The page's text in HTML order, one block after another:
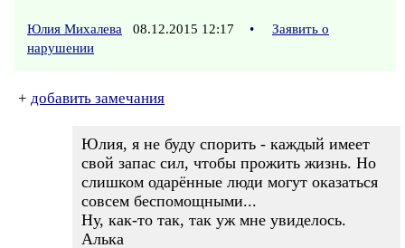
Юлия Михалева 08.12.2015 12:17 •
Заявить о
нарушении
+ добавить замечания
Юлия, я не буду спорить - каждый имеет
свой запас сил, чтобы прожить жизнь. Но
слишком одарённые люди могут оказаться
совсем беспомощными...
Ну, как-то так, так уж мне увиделось.
Алька